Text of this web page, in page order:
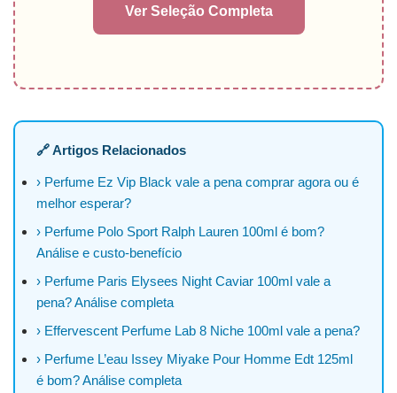
Ver Seleção Completa
🔗 Artigos Relacionados
› Perfume Ez Vip Black vale a pena comprar agora ou é
melhor esperar?
› Perfume Polo Sport Ralph Lauren 100ml é bom?
Análise e custo-benefício
› Perfume Paris Elysees Night Caviar 100ml vale a
pena? Análise completa
› Effervescent Perfume Lab 8 Niche 100ml vale a pena?
› Perfume L’eau Issey Miyake Pour Homme Edt 125ml
é bom? Análise completa